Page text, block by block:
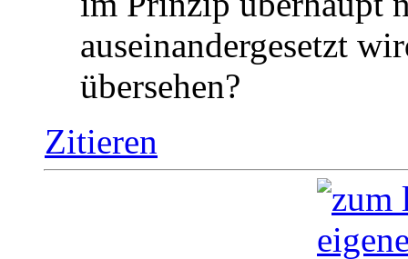
auseinandergesetzt
übersehen?
Zitieren